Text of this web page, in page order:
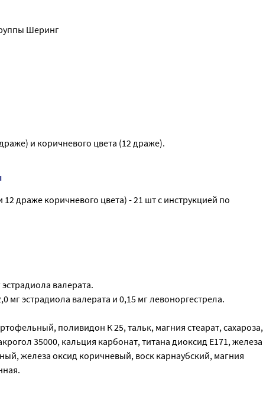
Шеринг
и коричневого цвета (12 драже).
драже коричневого цвета) - 21 шт с инструкцией по
валерата.
мг эстрадиола валерата и 0,15 мг левоноргестрела.
поливидон К 25, тальк, магния стеарат, сахароза,
35000, кальция карбонат, титана диоксид Е171, железа
железа оксид коричневый, воск карнаубский, магния